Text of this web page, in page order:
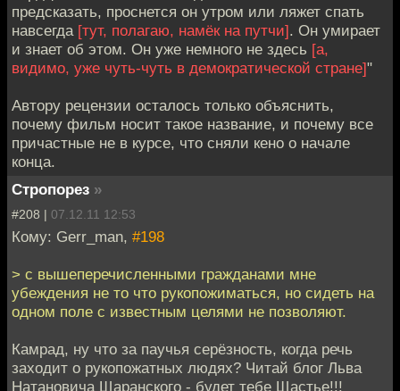
предсказать, проснется он утром или ляжет спать
навсегда [тут, полагаю, намёк на путчи]. Он умирает
и знает об этом. Он уже немного не здесь [а,
видимо, уже чуть-чуть в демократической стране]"
Автору рецензии осталось только объяснить,
почему фильм носит такое название, и почему все
причастные не в курсе, что сняли кено о начале
конца.
Стропорез »
#208 | 07.12.11 12:53
Кому: Gerr_man, #198
> с вышеперечисленными гражданами мне
убеждения не то что рукопожиматься, но сидеть на
одном поле с известным целями не позволяют.
Камрад, ну что за паучья серёзность, когда речь
заходит о рукопожатных людях? Читай блог Льва
Натановича Щаранского - будет тебе Щастье!!!